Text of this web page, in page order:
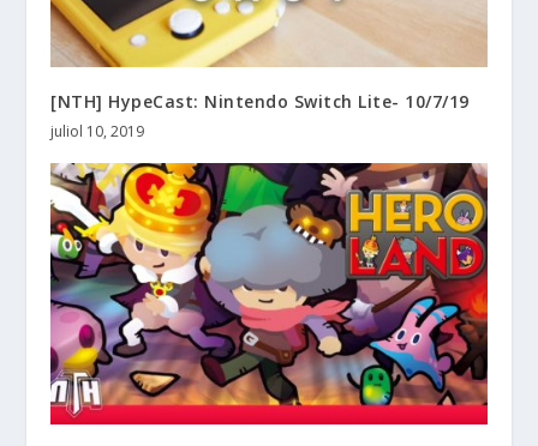
[NTH] HypeCast: Nintendo Switch Lite- 10/7/19
juliol 10, 2019